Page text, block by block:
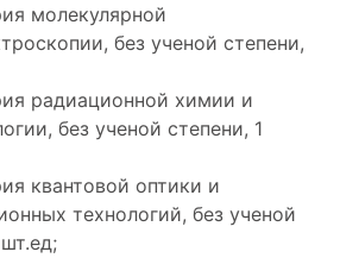
молекулярной
без ученой степени,
радиационной химии и
без ученой степени, 1
квантовой оптики и
технологий, без ученой